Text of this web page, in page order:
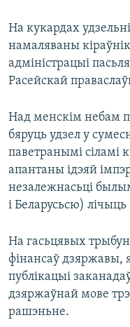
На кукардах
намаляваны
адміністрацыі
Расейскай
Над менскім небам
бяруць удзел у
паветранымі сіламі
апантаны ідэяй
незалежнасьці
і Беларусьсю)
На гасьцявых
фінансаў дзяржавы,
публікацыі
дзяржаўнай мове
рашэньне.